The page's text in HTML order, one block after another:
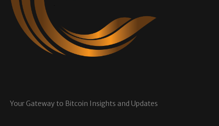
Your Gateway to Bitcoin Insights and Updates